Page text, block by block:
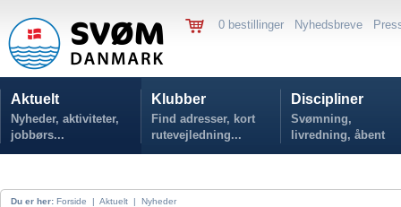
0 bestillinger Nyhedsbreve
Aktuelt
Nyheder, aktiviteter,
jobbørs...
Klubber
Find adresser, kort
rutevejledning...
Discipliner
Svømning,
livredning, åbent
vand...
Du er her: Forside | Aktuelt | Nyheder